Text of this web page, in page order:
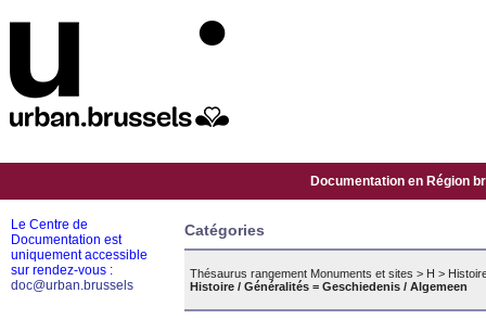
Documentation en Région
Catégories
Thésaurus rangement Monuments et sites > H >
Histoire / Généralités = Geschiedenis / Algemeen
Le Centre de
Documentation est
uniquement accessible
sur rendez-vous :
doc@urban.brussels